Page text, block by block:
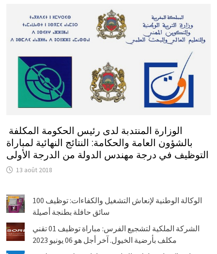
بالشؤون العامة والحكامة: النتائج النهائية لمباراة
التوظيف في درجة مهندس الدولة من الدرجة الأولى
13 août 2018
الوكالة الوطنية لإنعاش التشغيل والكفاءات: توظيف 100
سائق حافلة بطنجة أصيلة
الشركة الملكية لتشجيع الفرس: مباراة توظيف 01 تقني
مكلف بأرضية الخيول. آخر أجل هو 06 يونيو 2023